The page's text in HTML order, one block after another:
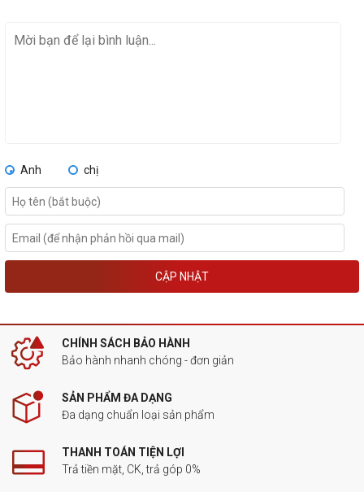
Anh chị
CẬP NHẬT
CHÍNH SÁCH BẢO HÀNH
Bảo hành nhanh chóng - đơn giản
SẢN PHẨM ĐA DẠNG
Đa dạng chuẩn loại sản phẩm
THANH TOÁN TIỆN LỢI
Trả tiền mặt, CK, trả góp 0%